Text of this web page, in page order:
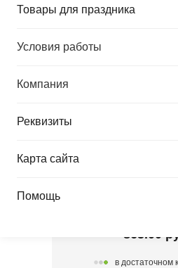
Товары для праздника
Условия работы
Компания
Реквизиты
Карта сайта
Помощь
в достаточном
Шляпа
865.00
в достаточном